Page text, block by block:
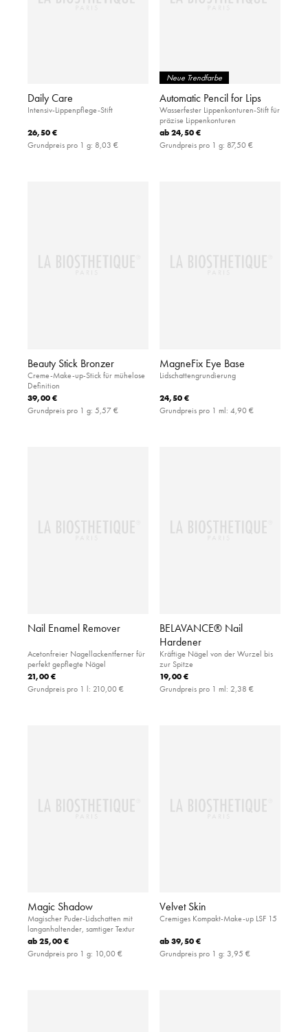
Daily Care
Intensiv-Lippenpflege-Stift
26,50 €
Grundpreis pro 1 g: 8,03 €
Neue Trendfarbe
Automatic Pencil for Lips
Wasserfester Lippenkonturen-Stift für
präzise Lippenkonturen
ab24,50 €
Grundpreis pro 1 g: 87,50 €
Beauty Stick Bronzer
Creme-Make-up-Stick für mühelose
Definition
39,00 €
Grundpreis pro 1 g: 5,57 €
MagneFix Eye Base
Lidschattengrundierung
24,50 €
Grundpreis pro 1 ml: 4,90 €
Nail Enamel Remover
Acetonfreier Nagellackentferner für
perfekt gepflegte Nägel
21,00 €
Grundpreis pro 1 l: 210,00 €
BELAVANCE® Nail
Hardener
Kräftige Nägel von der Wurzel bis
zur Spitze
19,00 €
Grundpreis pro 1 ml: 2,38 €
Magic Shadow
Magischer Puder-Lidschatten mit
langanhaltender, samtiger Textur
ab25,00 €
Grundpreis pro 1 g: 10,00 €
Velvet Skin
Cremiges Kompakt-Make-up LSF 15
ab39,50 €
Grundpreis pro 1 g: 3,95 €